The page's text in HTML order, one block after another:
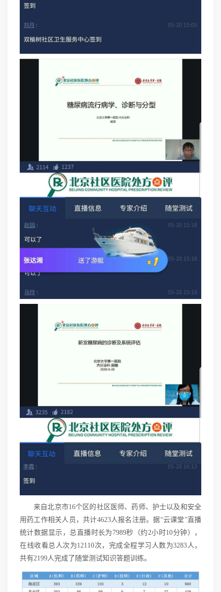
来自北京市16个区的社区医师、药师、护士以及和安全
用药工作相关人员，共计4623人报名注册。据“云课堂”直播
统计数据显示，总直播时长为7989秒（约2小时10分钟），
在线收看总人次为12110次，完成全程学习人数为3283人，
共有2199人完成了随堂测试知识答题训练。